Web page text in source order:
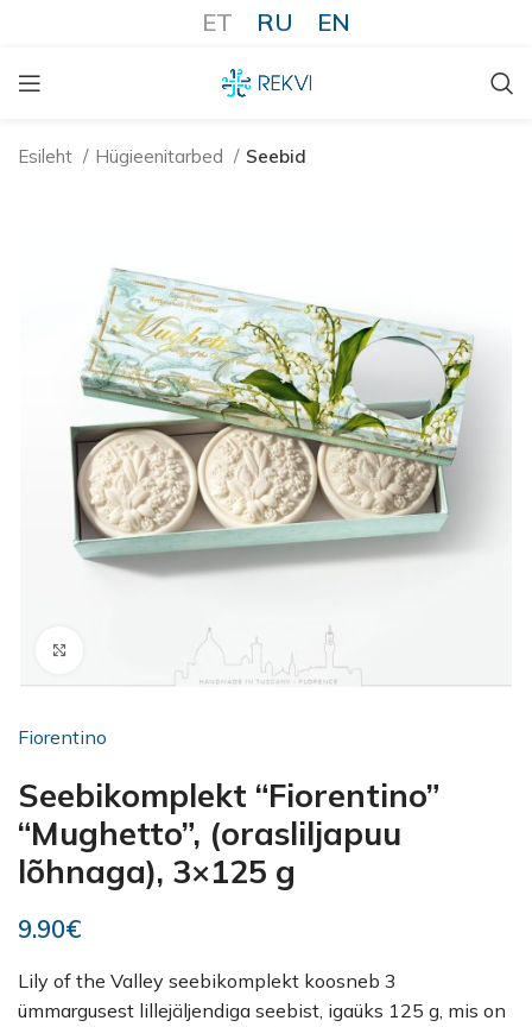
ET RU EN
Esileht Hügieenitarbed Seebid
Kliki suurendamiseks
Fiorentino
Seebikomplekt “Fiorentino”
“Mughetto”, (orasliljapuu
lõhnaga), 3×125 g
9.90€
Lily of the Valley seebikomplekt koosneb 3
ümmargusest lillejäljendiga seebist, igaüks 125 g, mis on